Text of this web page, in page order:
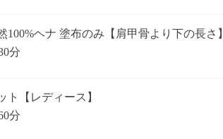
100%ヘナ 塗布のみ【肩甲骨より下の長さ】
分
ト【レディース】
分